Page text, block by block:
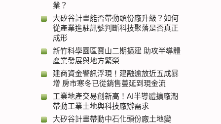
業？
大矽谷計畫能否帶動頭份廠升級？如何
從產業進駐訊號判斷科技聚落是否真正
成形
新竹科學園區寶山二期擴建 助攻半導體
產業發展與地方繁榮
建商資金警訊浮現！建融逾放近五成暴
增 房市寒冬已從銷售蔓延到現金流
工業地產交易創新高！AI半導體擴廠潮
帶動工業土地與科技廠辦需求
大矽谷計畫帶動中石化頭份廠土地變